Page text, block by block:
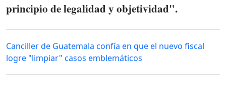
principio de legalidad y objetividad".
Canciller de Guatemala confía en que el nuevo fiscal
logre "limpiar" casos emblemáticos